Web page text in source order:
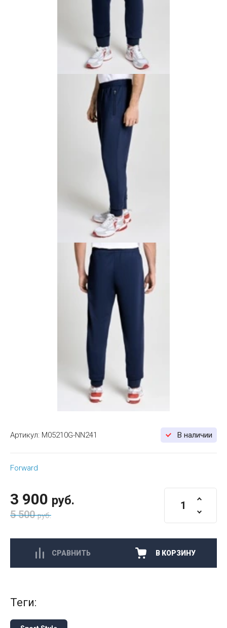
Артикул: M05210G-NN241 В наличии
Forward
3 900 руб.
5 500 руб.
СРАВНИТЬ В КОРЗИНУ
теги: